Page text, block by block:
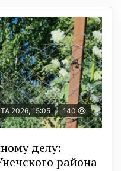
2026, 15:05 140
делу:
района